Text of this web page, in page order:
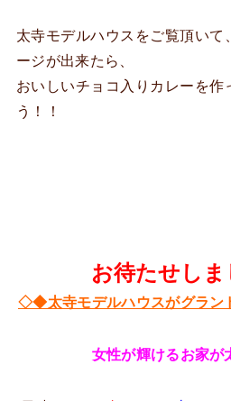
太寺モデルハウスをご覧頂いて
ージが出来たら、
おいしいチョコ入りカレーを作
う！！
お待たせしま
◇◆太寺モデルハウスがグラ
女性が輝けるお家が